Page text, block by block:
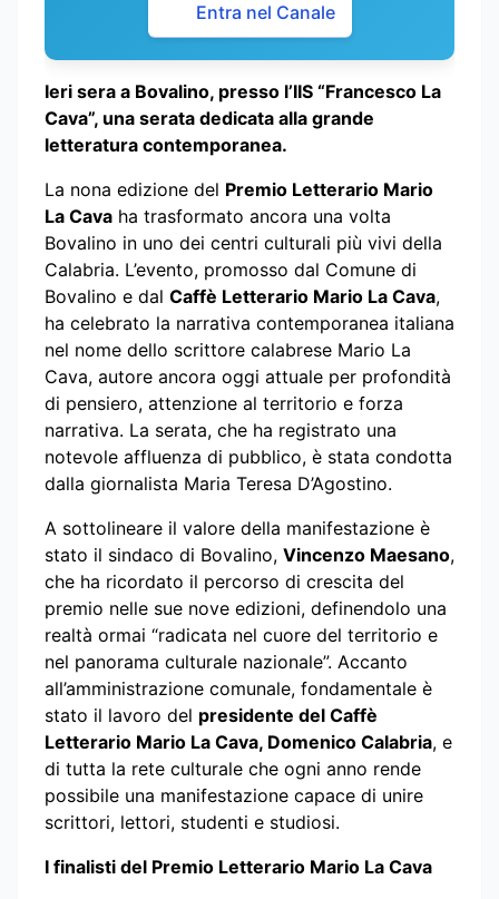
Entra nel Canale
Ieri sera a Bovalino, presso l’IIS “Francesco La
Cava”, una serata dedicata alla grande
letteratura contemporanea.
La nona edizione del Premio Letterario Mario
La Cava ha trasformato ancora una volta
Bovalino in uno dei centri culturali più vivi della
Calabria. L’evento, promosso dal Comune di
Bovalino e dal Caffè Letterario Mario La Cava,
ha celebrato la narrativa contemporanea italiana
nel nome dello scrittore calabrese Mario La
Cava, autore ancora oggi attuale per profondità
di pensiero, attenzione al territorio e forza
narrativa. La serata, che ha registrato una
notevole affluenza di pubblico, è stata condotta
dalla giornalista Maria Teresa D’Agostino.
A sottolineare il valore della manifestazione è
stato il sindaco di Bovalino, Vincenzo Maesano,
che ha ricordato il percorso di crescita del
premio nelle sue nove edizioni, definendolo una
realtà ormai “radicata nel cuore del territorio e
nel panorama culturale nazionale”. Accanto
all’amministrazione comunale, fondamentale è
stato il lavoro del presidente del Caffè
Letterario Mario La Cava, Domenico Calabria, e
di tutta la rete culturale che ogni anno rende
possibile una manifestazione capace di unire
scrittori, lettori, studenti e studiosi.
I finalisti del Premio Letterario Mario La Cava